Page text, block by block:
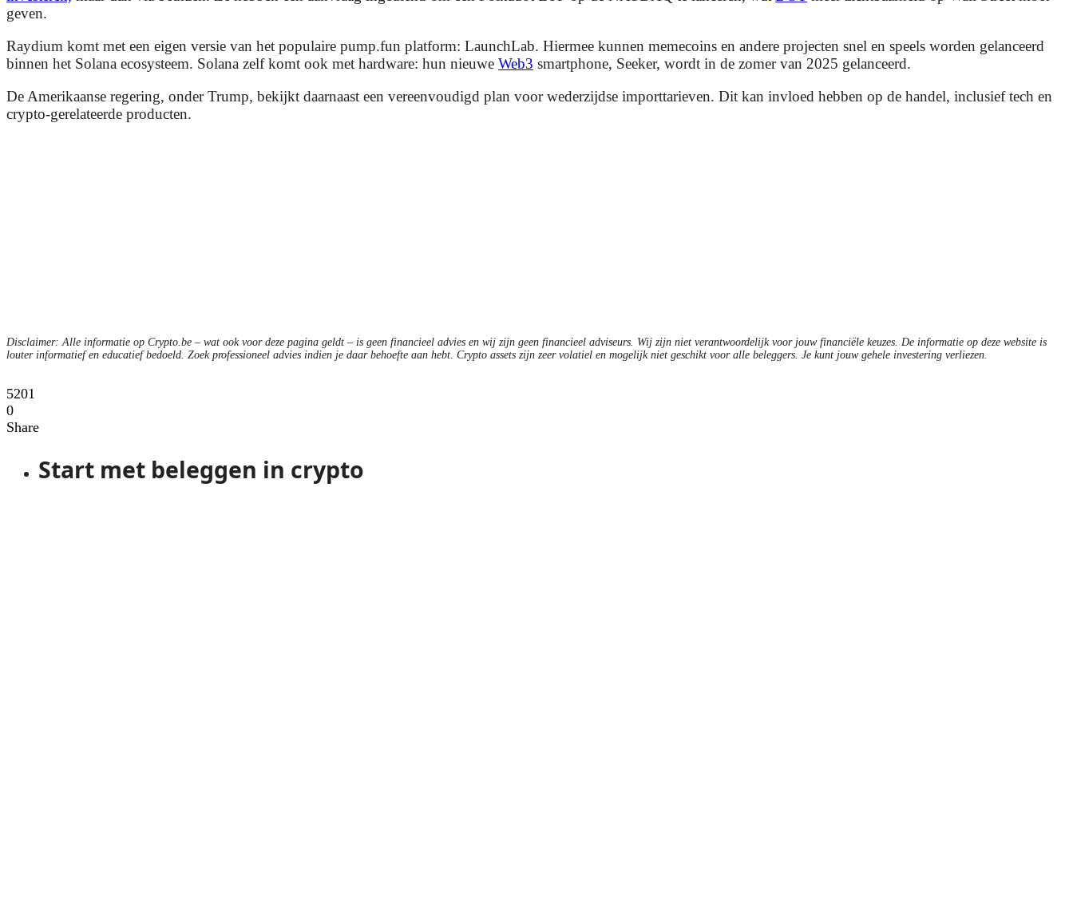
geven.
Raydium komt met een eigen versie van het populaire pump.fun platform: LaunchLab. Hiermee kunnen memecoins en andere projecten snel en speels worden gelanceerd
binnen het Solana ecosysteem. Solana zelf komt ook met hardware: hun nieuwe Web3 smartphone, Seeker, wordt in de zomer van 2025 gelanceerd.
De Amerikaanse regering, onder Trump, bekijkt daarnaast een vereenvoudigd plan voor wederzijdse importtarieven. Dit kan invloed hebben op de handel, inclusief tech en
crypto-gerelateerde producten.
Disclaimer: Alle informatie op Crypto.be – wat ook voor deze pagina geldt – is geen financieel advies en wij zijn geen financieel adviseurs. Wij zijn niet verantwoordelijk voor jouw financiële keuzes. De informatie op deze website is
louter informatief en educatief bedoeld. Zoek professioneel advies indien je daar behoefte aan hebt. Crypto assets zijn zeer volatiel en mogelijk niet geschikt voor alle beleggers. Je kunt jouw gehele investering verliezen.
5201
0
Share
Start met beleggen in crypto